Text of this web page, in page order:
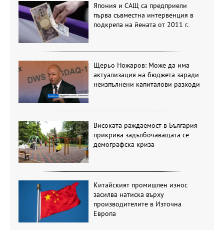
Япония и САЩ са предприели
първа съвместна интервенция в
подкрепа на йената от 2011 г.
Щерьо Ножаров: Може да има
актуализация на бюджета заради
неизпълнени капиталови разходи
Високата раждаемост в България
прикрива задълбочаващата се
демографска криза
Китайският промишлен износ
засилва натиска върху
производителите в Източна
Европа